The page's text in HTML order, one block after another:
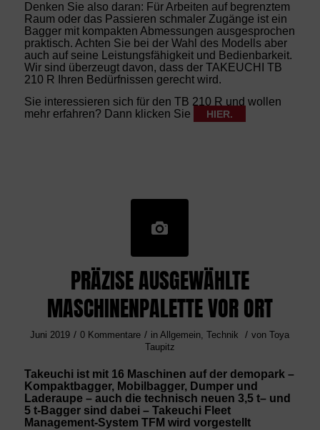
Denken Sie also daran: Für Arbeiten auf begrenztem
Raum oder das Passieren schmaler Zugänge ist ein
Bagger mit kompakten Abmessungen ausgesprochen
praktisch. Achten Sie bei der Wahl des Modells aber
auch auf seine Leistungsfähigkeit und Bedienbarkeit.
Wir sind überzeugt davon, dass der TAKEUCHI TB
210 R Ihren Bedürfnissen gerecht wird.
Sie interessieren sich für den TB 210 R und wollen
mehr erfahren? Dann klicken Sie
HIER.
PRÄZISE AUSGEWÄHLTE
MASCHINENPALETTE VOR ORT
Juni 2019 / 0 Kommentare / inAllgemein ,Technik / vonToya
Taupitz
Takeuchi ist mit 16 Maschinen auf der demopark –
Kompaktbagger, Mobilbagger, Dumper und
Laderaupe – auch die technisch neuen 3,5 t–und
5 t-Bagger sind dabei – Takeuchi Fleet
Management-System TFM wird vorgestellt